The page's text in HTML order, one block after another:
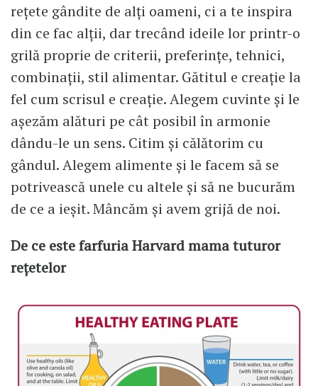
rețete gândite de alți oameni, ci a te inspira
din ce fac alții, dar trecând ideile lor printr-o
grilă proprie de criterii, preferințe, tehnici,
combinații, stil alimentar. Gătitul e creație la
fel cum scrisul e creație. Alegem cuvinte și le
așezăm alături pe cât posibil în armonie
dându-le un sens. Citim și călătorim cu
gândul. Alegem alimente și le facem să se
potrivească unele cu altele și să ne bucurăm
de ce a ieșit. Mâncăm și avem grijă de noi.
De ce este farfuria Harvard mama tuturor
rețetelor